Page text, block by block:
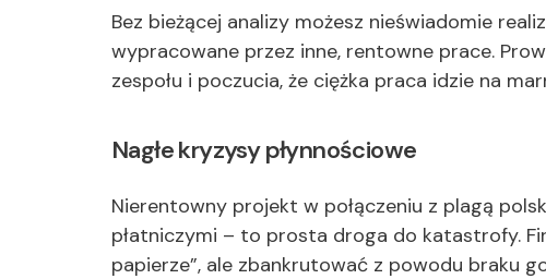
Bez bieżącej analizy możesz nieświadomie
wypracowane przez inne, rentowne prace.
zespołu i poczucia, że ciężka praca idzie na
Nagłe kryzysy płynnościowe
Nierentowny projekt w połączeniu z plagą
płatniczymi – to prosta droga do katastrofy.
papierze”, ale zbankrutować z powodu braku